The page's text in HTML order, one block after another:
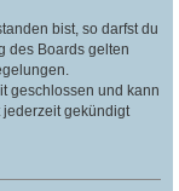
bist, so darfst du
des Boards gelten
geschlossen und kann
gekündigt